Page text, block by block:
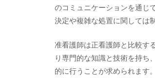
のコミュニケーションを通じ
決定や複雑な処置に関しては
准看護師は正看護師と比較す
り専門的な知識と技術を持ち
的に行うことが求められます